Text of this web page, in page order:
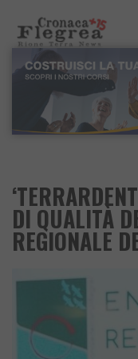
DI QUALITÀ
REGIONALE